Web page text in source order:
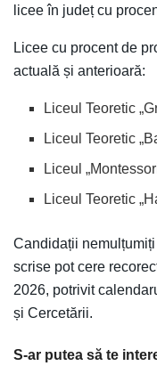
licee în județ cu
Licee cu procent de
actuală și anterioară:
Liceul Teoretic
Liceul Teoretic
Liceul
Liceul Teoretic
Candidații
scrise pot cere
2026, potrivit
și Cercetării.
S-ar putea să te